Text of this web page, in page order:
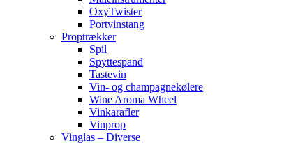
OxyTwister
Portvinstang
Proptrækker
Spil
Spyttespand
Tastevin
Vin- og champagnekølere
Wine Aroma Wheel
Vinkarafler
Vinprop
Vinglas – Diverse